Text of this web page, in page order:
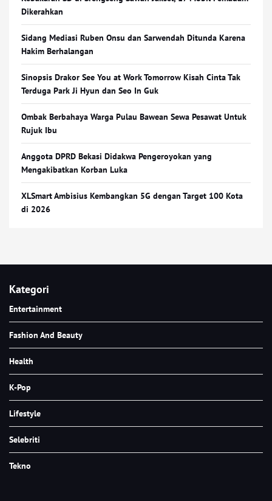
Dikerahkan
Sidang Mediasi Ruben Onsu dan Sarwendah Ditunda Karena
Hakim Berhalangan
Sinopsis Drakor See You at Work Tomorrow Kisah Cinta Tak
Terduga Park Ji Hyun dan Seo In Guk
Ombak Berbahaya Warga Pulau Bawean Sewa Pesawat Untuk
Rujuk Ibu
Anggota DPRD Bekasi Didakwa Pengeroyokan yang
Mengakibatkan Korban Luka
XLSmart Ambisius Kembangkan 5G dengan Target 100 Kota
di 2026
Kategori
Entertainment
Fashion And Beauty
Health
K-Pop
Lifestyle
Selebriti
Tekno